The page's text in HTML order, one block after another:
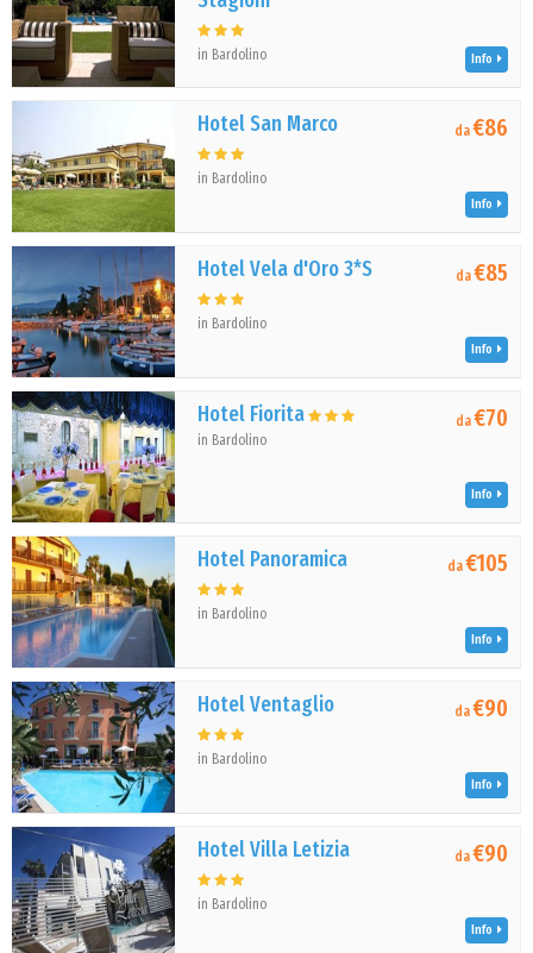
in Bardolino Info
Hotel San Marco
in Bardolino
da€86
Info
Hotel Vela d'Oro 3*S
in Bardolino
da€85
Info
Hotel Fiorita
in Bardolino
da€70
Info
Hotel Panoramica
in Bardolino
da€105
Info
Hotel Ventaglio
in Bardolino
da€90
Info
Hotel Villa Letizia
in Bardolino
da€90
Info